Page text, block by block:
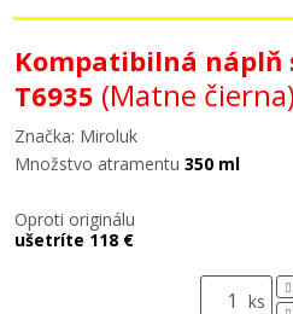
Kompatibilná náplň
T6935 (Matne čierna)
Značka: Miroluk
Množstvo atramentu 350 ml
Oproti originálu
ušetríte 118 €
ks